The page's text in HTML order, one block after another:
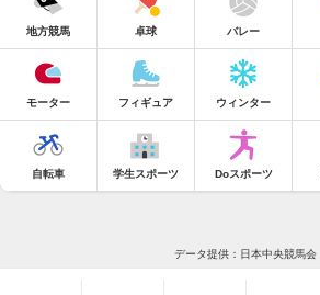
地方競馬 卓球 バレー
モーター フィギュア ウィンター
自転車 学生スポーツ Doスポーツ
データ提供：日本中央競馬会